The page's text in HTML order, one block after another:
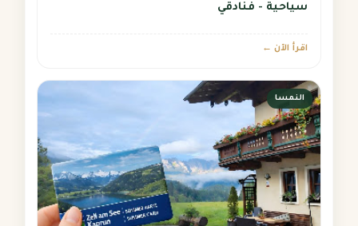
سياحية - فنادقي
اقرأ الآن ←
النمسا